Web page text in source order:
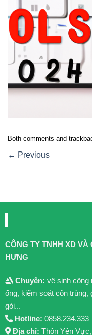
Both comments and
← Previous
CÔNG TY TNHH XD VÀ
HƯNG
Chuyên: vệ sinh công
ống, kiểm soát côn trùng,
gói...
Hotline: 0858.234.333
Địa chỉ: Thôn Yên